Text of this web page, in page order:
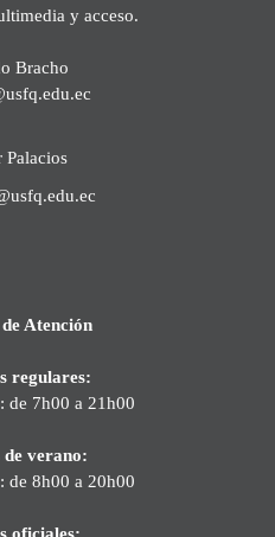
y acceso.
Bracho
Palacios
Atención
regulares:
de 7h00 a 21h00
de verano:
de 8h00 a 20h00
oficiales: